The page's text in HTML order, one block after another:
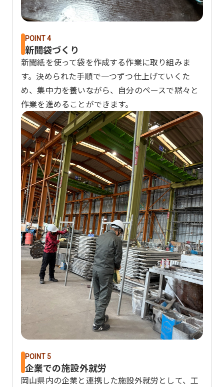
POINT 4
新聞袋づくり
新聞紙を使って袋を作成する作業に取り組みま
す。決められた手順で一つずつ仕上げていくた
め、集中力を養いながら、自分のペースで黙々と
作業を進めることができます。
POINT 5
企業での施設外就労
岡山県内の企業と連携した施設外就労として、工